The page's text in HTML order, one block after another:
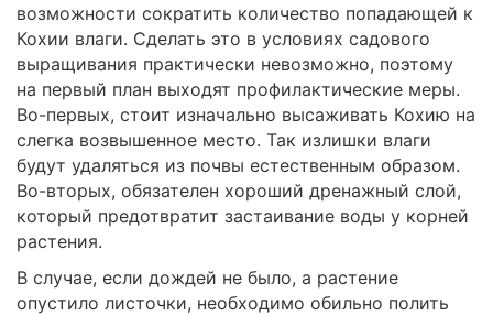
возможности сократить количество попадающей к
Кохии влаги. Сделать это в условиях садового
выращивания практически невозможно, поэтому
на первый план выходят профилактические меры.
Во-первых, стоит изначально высаживать Кохию на
слегка возвышенное место. Так излишки влаги
будут удаляться из почвы естественным образом.
Во-вторых, обязателен хороший дренажный слой,
который предотвратит застаивание воды у корней
растения.
В случае, если дождей не было, а растение
опустило листочки, необходимо обильно полить